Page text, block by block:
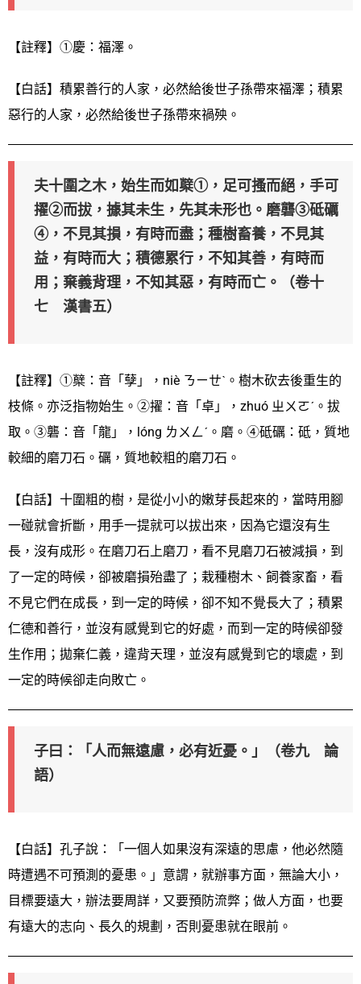
【註釋】①慶：福澤。
【白話】積累善行的人家，必然給後世子孫帶來福澤；積累
惡行的人家，必然給後世子孫帶來禍殃。
夫十圍之木，始生而如櫱①，足可搔而絕，手可
擢②而拔，據其未生，先其未形也。磨礱③砥礪
④，不見其損，有時而盡；種樹畜養，不見其
益，有時而大；積德累行，不知其善，有時而
用；棄義背理，不知其惡，有時而亡。（卷十
七 漢書五）
【註釋】①櫱：音「孽」，niè ㄋㄧㄝˋ。樹木砍去後重生的
枝條。亦泛指物始生。②擢：音「卓」，zhuó ㄓㄨㄛˊ。拔
取。③礱：音「龍」，lóng ㄌㄨㄥˊ。磨。④砥礪：砥，質地
較細的磨刀石。礪，質地較粗的磨刀石。
【白話】十圍粗的樹，是從小小的嫩芽長起來的，當時用腳
一碰就會折斷，用手一提就可以拔出來，因為它還沒有生
長，沒有成形。在磨刀石上磨刀，看不見磨刀石被減損，到
了一定的時候，卻被磨損殆盡了；栽種樹木、飼養家畜，看
不見它們在成長，到一定的時候，卻不知不覺長大了；積累
仁德和善行，並沒有感覺到它的好處，而到一定的時候卻發
生作用；拋棄仁義，違背天理，並沒有感覺到它的壞處，到
一定的時候卻走向敗亡。
子曰：「人而無遠慮，必有近憂。」（卷九 論
語）
【白話】孔子說：「一個人如果沒有深遠的思慮，他必然隨
時遭遇不可預測的憂患。」意謂，就辦事方面，無論大小，
目標要遠大，辦法要周詳，又要預防流弊；做人方面，也要
有遠大的志向、長久的規劃，否則憂患就在眼前。